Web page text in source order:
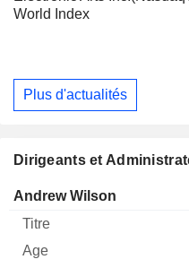
World Index
Plus d'actualités
Dirigeants et
Dirigeant Titre
Andrew Wilson